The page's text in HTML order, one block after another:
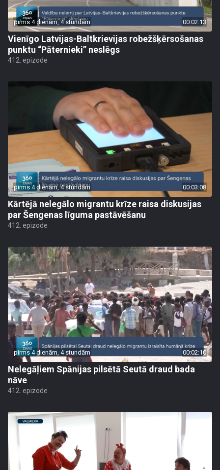
pirms 4 dienām, 4 stundām 00:02:13
Vienīgo Latvijas-Baltkrievijas robežšķērsošanas
punktu “Pāternieki” neslēgs
412. epizode
pirms 4 dienām, 4 stundām 00:03:08
Kārtējā nelegālo migrantu krīze raisa diskusijas
par Šengenas līguma pastāvēšanu
412. epizode
pirms 4 dienām, 4 stundām 00:02:10
Nelegāļiem Spānijas pilsētā Seutā draud bada
nāve
412. epizode